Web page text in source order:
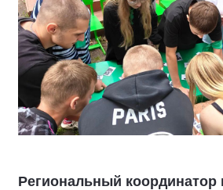
Региональный координатор